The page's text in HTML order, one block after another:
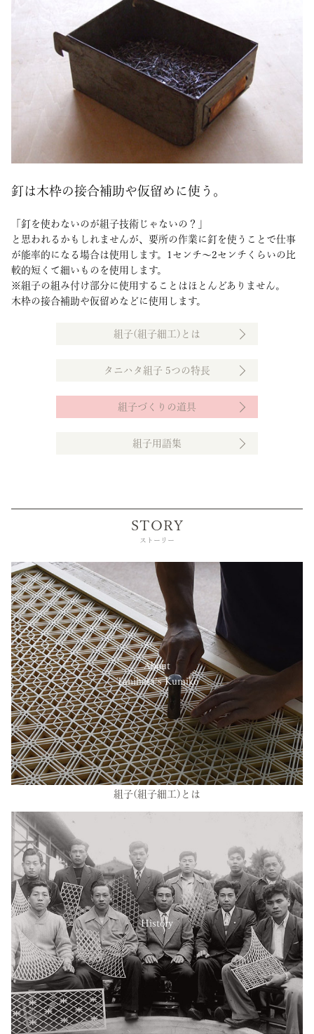
釘は木枠の接合補助や仮留めに使う。
「釘を使わないのが組子技術じゃないの？」
と思われるかもしれませんが、要所の作業に釘を使うことで仕事
が能率的になる場合は使用します。1センチ～2センチくらいの比
較的短くて細いものを使用します。
※組子の組み付け部分に使用することはほとんどありません。
木枠の接合補助や仮留めなどに使用します。
組子(組子細工)とは
タニハタ組子 5つの特長
組子づくりの道具
組子用語集
STORY
ストーリー
About
Tanihata’s Kumiko
組子(組子細工)とは
History